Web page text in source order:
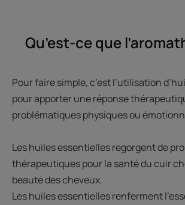
Qu’est-ce que
Pour faire simple, c’est l’utilisation
pour apporter une réponse
problématiques physiques ou
Les huiles essentielles regorgent de
thérapeutiques pour la santé du cuir
beauté des cheveux.
Les huiles essentielles renferment